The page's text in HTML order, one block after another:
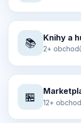
📚 Knihy a
2+
🏪 12+